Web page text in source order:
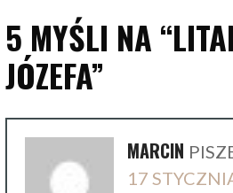
5 MYŚLI NA
JÓZEFA”
MARCIN
17